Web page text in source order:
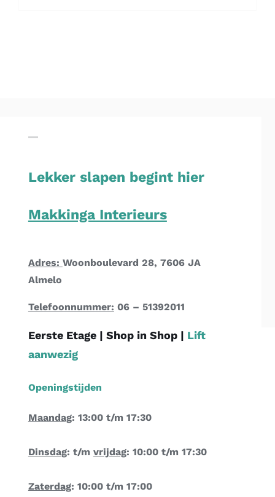
Lekker slapen begint hier
Makkinga Interieurs
Adres: Woonboulevard 28, 7606 JA
Almelo
Telefoonnummer: 06 – 51392011
Eerste Etage | Shop in Shop | Lift
aanwezig
Openingstijden
Maandag: 13:00 t/m 17:30
Dinsdag: t/m vrijdag: 10:00 t/m 17:30
Zaterdag: 10:00 t/m 17:00